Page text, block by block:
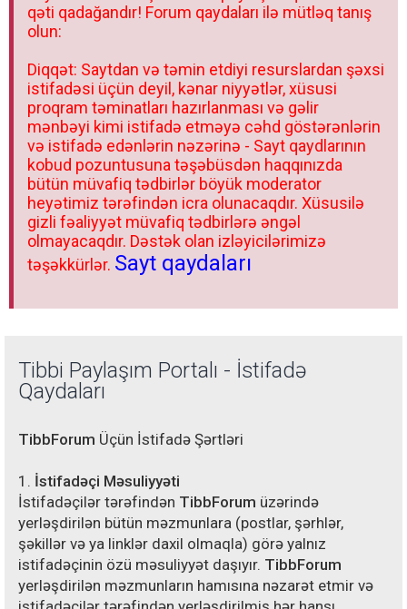
qəti qadağandır! Forum qaydaları ilə mütləq tanış
olun:
Diqqət: Saytdan və təmin etdiyi resurslardan şəxsi
istifadəsi üçün deyil, kənar niyyətlər, xüsusi
proqram təminatları hazırlanması və gəlir
mənbəyi kimi istifadə etməyə cəhd göstərənlərin
və istifadə edənlərin nəzərinə - Sayt qaydlarının
kobud pozuntusuna təşəbüsdən haqqınızda
bütün müvafiq tədbirlər böyük moderator
heyətimiz tərəfindən icra olunacaqdır. Xüsusilə
gizli fəaliyyət müvafiq tədbirlərə əngəl
olmayacaqdır. Dəstək olan izləyicilərimizə
təşəkkürlər. Sayt qaydaları
Tibbi Paylaşım Portalı - İstifadə
Qaydaları
TibbForum Üçün İstifadə Şərtləri
1. İstifadəçi Məsuliyyəti
İstifadəçilər tərəfindən TibbForum üzərində
yerləşdirilən bütün məzmunlara (postlar, şərhlər,
şəkillər və ya linklər daxil olmaqla) görə yalnız
istifadəçinin özü məsuliyyət daşıyır. TibbForum
yerləşdirilən məzmunların hamısına nəzarət etmir və